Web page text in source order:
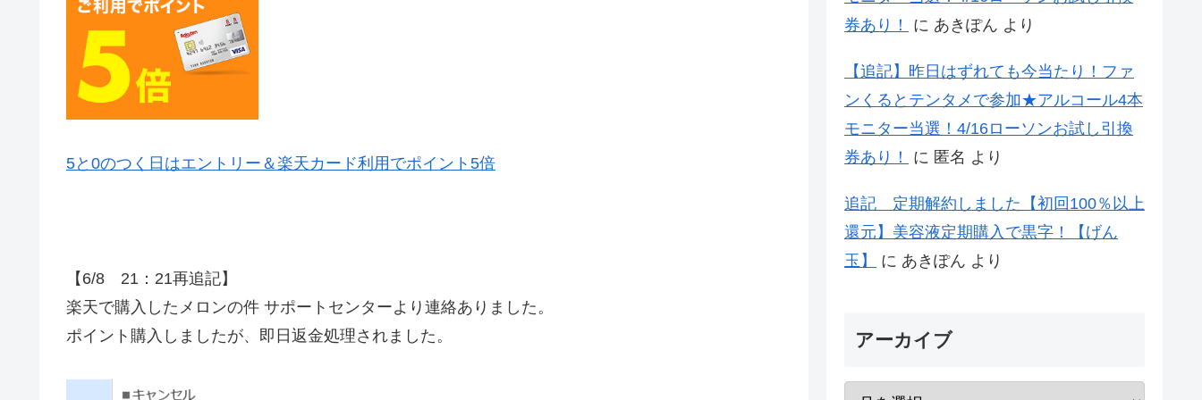
5と0のつく日はエントリー＆楽天カード利用でポイント5倍
【6/8 21：21再追記】
楽天で購入したメロンの件 サポートセンターより連絡ありました。
ポイント購入しましたが、即日返金処理されました。
券あり！
に あきぽん より
【追記】昨日はずれても今当たり！ファ
ンくるとテンタメで参加★アルコール4本
モニター当選！4/16ローソンお試し引換
券あり！
に 匿名 より
追記 定期解約しました【初回100％以上
還元】美容液定期購入で黒字！【げん
玉】
に あきぽん より
アーカイブ